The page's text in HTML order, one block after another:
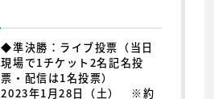
◆準決勝：ライブ投票（当日
現場で1チケット2名記名投
票・配信は1名投票）
2023年1月28日（土） ※約